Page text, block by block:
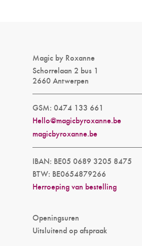
Magic by Roxanne
Schorrelaan 2 bus 1
2660 Antwerpen
GSM: 0474 133 661
Hello@magicbyroxanne.be
magicbyroxanne.be
IBAN: BE05 0689 3205 8475
BTW: BE0654879266
Herroeping van bestelling
Openingsuren
Uitsluitend op afspraak